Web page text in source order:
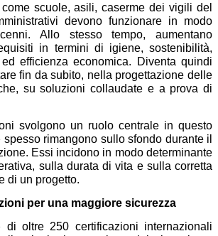
scuole, asili, caserme dei vigili del
devono funzionare in modo
Allo stesso tempo, aumentano
in termini di igiene, sostenibilità,
efficienza economica. Diventa quindi
fin da subito, nella progettazione delle
su soluzioni collaudate e a prova di
svolgono un ruolo centrale in questo
rimangono sullo sfondo durante il
Essi incidono in modo determinante
sulla durata di vita e sulla corretta
di un progetto.
per una maggiore sicurezza
di oltre 250 certificazioni internazionali